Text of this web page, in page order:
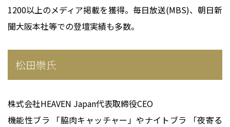
1200以上のメディア掲載を獲得。毎日放送(MBS)、朝日新
聞大阪本社等での登壇実績も多数。
松田崇氏
株式会社HEAVEN Japan代表取締役CEO
機能性ブラ 「脇肉キャッチャー」やナイトブラ 「夜寄る